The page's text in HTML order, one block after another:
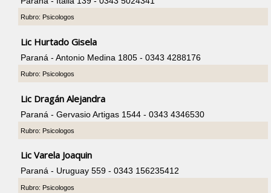
Rubro: Psicologos
Lic Hurtado Gisela
Paraná - Antonio Medina 1805 - 0343 4288176
Rubro: Psicologos
Lic Dragán Alejandra
Paraná - Gervasio Artigas 1544 - 0343 4346530
Rubro: Psicologos
Lic Varela Joaquin
Paraná - Uruguay 559 - 0343 156235412
Rubro: Psicologos